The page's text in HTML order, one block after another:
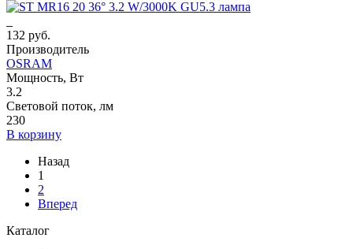
132 руб.
Производитель
OSRAM
Мощность, Вт
3.2
Световой поток, лм
230
В корзину
Назад
1
2
Вперед
Каталог